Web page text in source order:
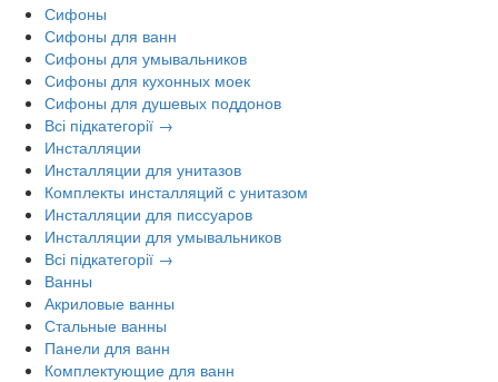
Сифоны
Сифоны для ванн
Сифоны для умывальников
Сифоны для кухонных моек
Сифоны для душевых поддонов
Всі підкатегорії →
Инсталляции
Инсталляции для унитазов
Комплекты инсталляций с унитазом
Инсталляции для писсуаров
Инсталляции для умывальников
Всі підкатегорії →
Ванны
Акриловые ванны
Стальные ванны
Панели для ванн
Комплектующие для ванн